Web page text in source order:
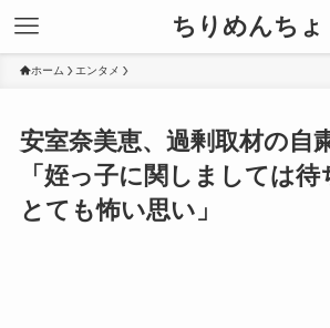
ちりめんちょ
ホーム エンタメ
安室奈美恵、過剰取材の自
「姪っ子に関しましては
とても怖い思い」